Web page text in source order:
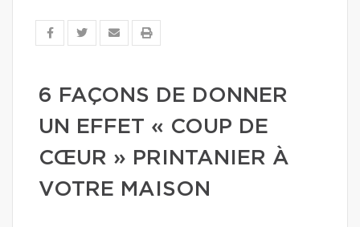
6 FAÇONS DE DONNER
UN EFFET « COUP DE
CŒUR » PRINTANIER À
VOTRE MAISON